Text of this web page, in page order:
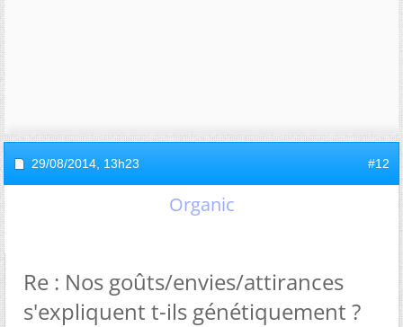
29/08/2014, 13h23 #12
Organic
Re : Nos goûts/envies/attirances
s'expliquent t-ils génétiquement ?